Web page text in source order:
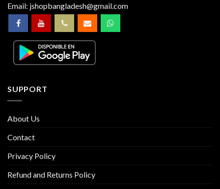
Email: jshopbangladesh@gmail.com
SUPPORT
About Us
Contact
Privacy Policy
Refund and Returns Policy